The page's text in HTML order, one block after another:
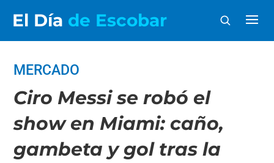
El Día de Escobar
MERCADO
Ciro Messi se robó el
show en Miami: caño,
gambeta y gol tras la